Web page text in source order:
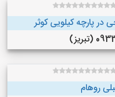
در پارچه کیلویی کوثر
روهام